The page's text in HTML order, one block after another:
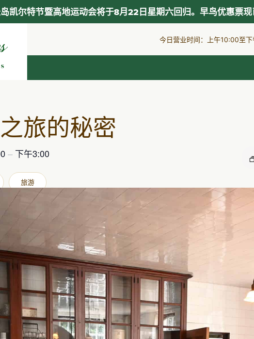
今日营业时间：上午10:00至
旅的秘密
– 下午3:00
旅游
凯尔特节暨高地运动会将于8月22日星期六回归。早鸟优惠票现